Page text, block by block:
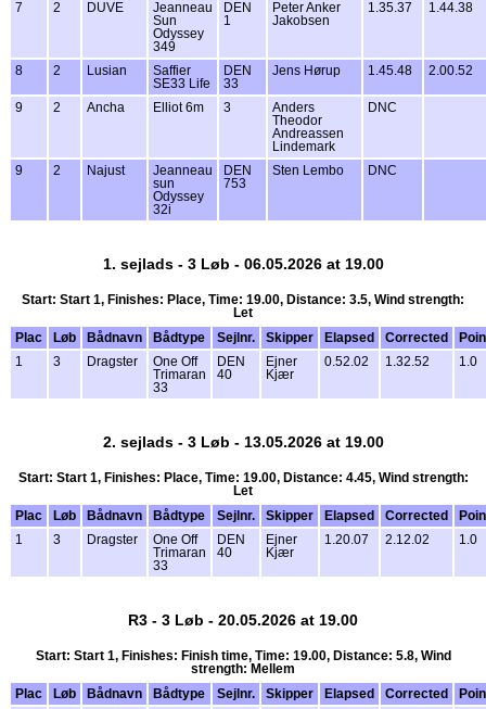
7 2 DUVE
Jeanneau
Sun
Odyssey
349
DEN
1
Peter Anker
Jakobsen
1.35.37 1.44.38
8 2 Lusian
Saffier
SE33 Life
DEN
33
Jens Hørup 1.45.48 2.00.52
9 2 Ancha Elliot 6m 3
Anders
Theodor
Andreassen
Lindemark
DNC
9 2 Najust
Jeanneau
sun
Odyssey
32i
DEN
753
Sten Lembo DNC
1. sejlads - 3 Løb - 06.05.2026 at 19.00
Start: Start 1, Finishes: Place, Time: 19.00, Distance: 3.5, Wind strength:
Let
Plac
Løb Bådnavn Bådtype Sejlnr. Skipper Elapsed Corrected
1
3 Dragster
One Off
Trimaran
33
DEN
40
Ejner
Kjær
0.52.02 1.32.52 1.0
2. sejlads - 3 Løb - 13.05.2026 at 19.00
Start: Start 1, Finishes: Place, Time: 19.00, Distance: 4.45, Wind strength:
Let
Plac
Løb Bådnavn Bådtype Sejlnr. Skipper Elapsed Corrected
1
3 Dragster
One Off
Trimaran
33
DEN
40
Ejner
Kjær
1.20.07 2.12.02 1.0
R3 - 3 Løb - 20.05.2026 at 19.00
Start: Start 1, Finishes: Finish time, Time: 19.00, Distance: 5.8, Wind
strength: Mellem
Plac
Løb Bådnavn Bådtype Sejlnr. Skipper Elapsed Corrected